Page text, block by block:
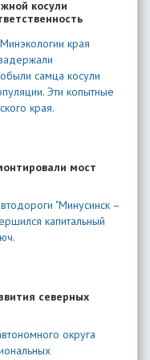
косули
края
самца косули
Эти копытные
края.
мост
"Минусинск –
капитальный
северных
округа